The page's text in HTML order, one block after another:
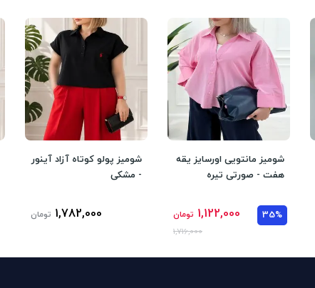
شومیز مانتویی اورسایز یقه
هفت - صورتی تیره
35%
1,122,000 تومان
1,716,000
شومیز پولو کوتاه آزاد آینور
- مشکی
1,782,000 تومان